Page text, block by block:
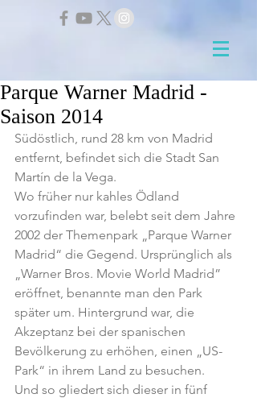
Parque Warner Madrid -
Saison 2014
Südöstlich, rund 28 km von Madrid
entfernt, befindet sich die Stadt San
Martín de la Vega.
Wo früher nur kahles Ödland
vorzufinden war, belebt seit dem Jahre
2002 der Themenpark „Parque Warner
Madrid“ die Gegend. Ursprünglich als
„Warner Bros. Movie World Madrid”
eröffnet, benannte man den Park
später um. Hintergrund war, die
Akzeptanz bei der spanischen
Bevölkerung zu erhöhen, einen „US-
Park“ in ihrem Land zu besuchen.
Und so gliedert sich dieser in fünf